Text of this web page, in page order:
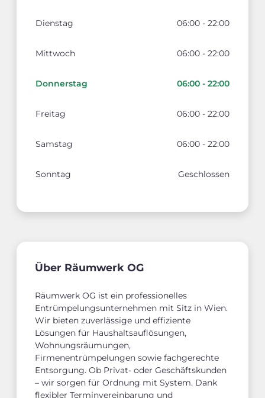
Dienstag 06:00 - 22:00
Mittwoch 06:00 - 22:00
Donnerstag 06:00 - 22:00
Freitag 06:00 - 22:00
Samstag 06:00 - 22:00
Sonntag Geschlossen
Über Räumwerk OG
Räumwerk OG ist ein professionelles
Entrümpelungsunternehmen mit Sitz in Wien.
Wir bieten zuverlässige und effiziente
Lösungen für Haushaltsauflösungen,
Wohnungsräumungen,
Firmenentrümpelungen sowie fachgerechte
Entsorgung. Ob Privat- oder Geschäftskunden
– wir sorgen für Ordnung mit System. Dank
flexibler Terminvereinbarung und